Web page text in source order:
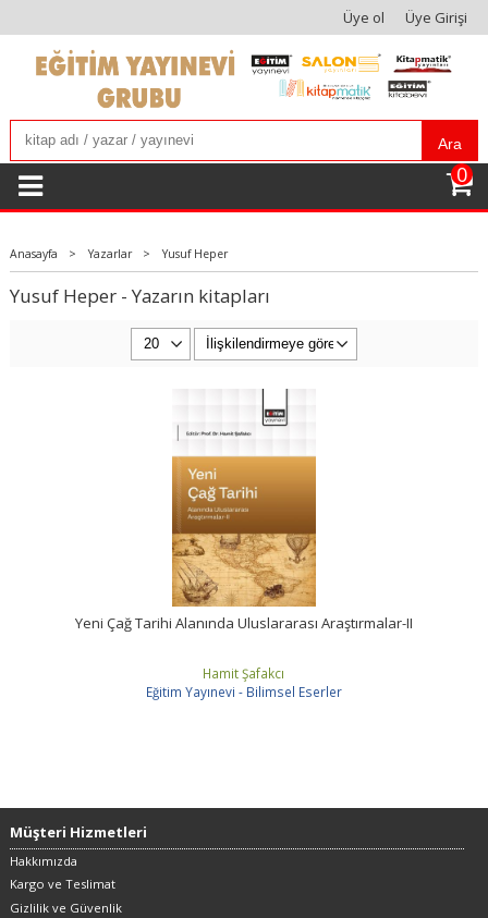
Üye ol Üye Girişi
Ara
0
Anasayfa > Yazarlar > Yusuf Heper
Yusuf Heper - Yazarın kitapları
Yeni Çağ Tarihi Alanında Uluslararası Araştırmalar-II
Hamit Şafakcı
Eğitim Yayınevi - Bilimsel Eserler
Müşteri Hizmetleri
Hakkımızda
Kargo ve Teslimat
Gizlilik ve Güvenlik